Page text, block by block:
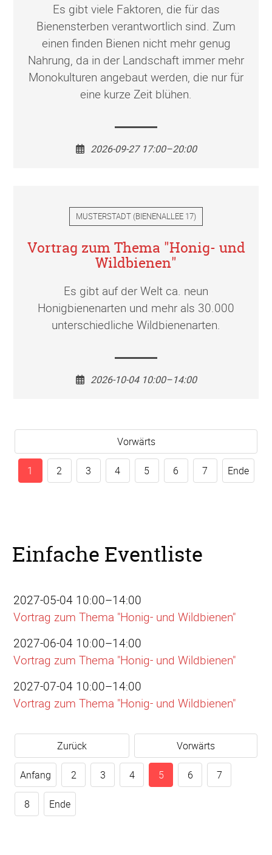
Es gibt viele Faktoren, die für das
Bienensterben verantwortlich sind. Zum
einen finden Bienen nicht mehr genug
Nahrung, da in der Landschaft immer mehr
Monokulturen angebaut werden, die nur für
eine kurze Zeit blühen.
2026-09-27 17:00–20:00
MUSTERSTADT (BIENENALLEE 17)
Vortrag zum Thema "Honig- und
Wildbienen"
Es gibt auf der Welt ca. neun
Honigbienenarten und mehr als 30.000
unterschiedliche Wildbienenarten.
2026-10-04 10:00–14:00
Vorwärts
1 2 3 4 5 6 7 Ende
Einfache Eventliste
2027-05-04 10:00–14:00
Vortrag zum Thema "Honig- und Wildbienen"
2027-06-04 10:00–14:00
Vortrag zum Thema "Honig- und Wildbienen"
2027-07-04 10:00–14:00
Vortrag zum Thema "Honig- und Wildbienen"
Zurück Vorwärts
Anfang 2 3 4 5 6 7
8 Ende